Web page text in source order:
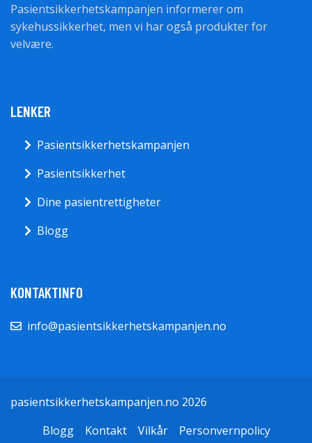
Pasientsikkerhetskampanjen informerer om
sykehussikkerhet, men vi har også produkter for
velvære.
LENKER
Pasientsikkerhetskampanjen
Pasientsikkerhet
Dine pasientrettigheter
Blogg
KONTAKTINFO
info@pasientsikkerhetskampanjen.no
pasientsikkerhetskampanjen.no 2026
Blogg
Kontakt Vilkår
Personvernpolicy